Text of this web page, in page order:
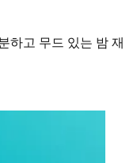
하고 무드 있는 밤 재